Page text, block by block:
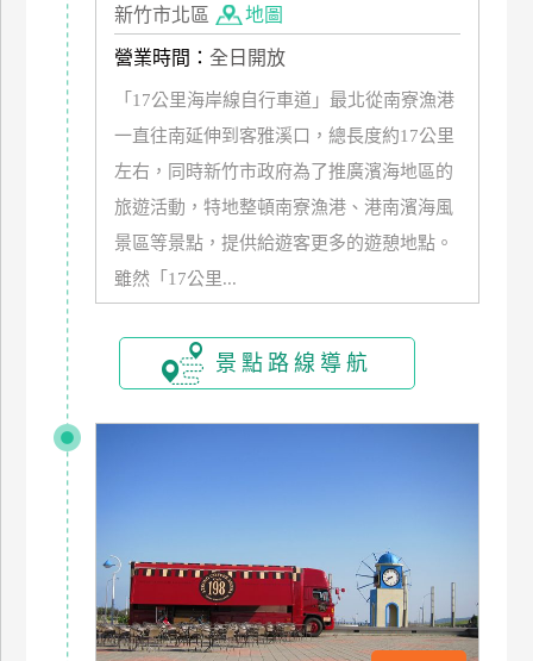
新竹市北區 地圖
營業時間： 全日開放
「17公里海岸線自行車道」最北從南寮漁港
一直往南延伸到客雅溪口，總長度約17公里
左右，同時新竹市政府為了推廣濱海地區的
旅遊活動，特地整頓南寮漁港、港南濱海風
景區等景點，提供給遊客更多的遊憩地點。
雖然「17公里...
景點路線導航